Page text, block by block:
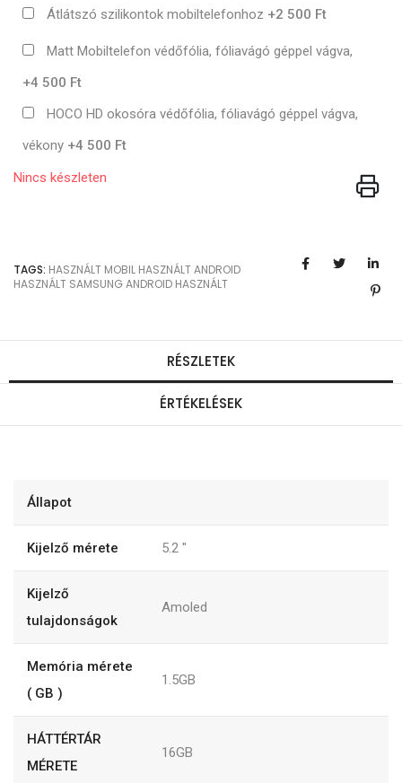
Átlátszó szilikontok mobiltelefonhoz +2 500 Ft
Matt Mobiltelefon védőfólia, fóliavágó géppel vágva,
+4 500 Ft
HOCO HD okosóra védőfólia, fóliavágó géppel vágva,
vékony +4 500 Ft
Nincs készleten
TAGS: HASZNÁLT MOBIL HASZNÁLT ANDROID
HASZNÁLT SAMSUNGANDROID HASZNÁLT
RÉSZLETEK
ÉRTÉKELÉSEK
Állapot
Kijelző mérete 5.2 "
Kijelző
tulajdonságok
Amoled
Memória mérete
( GB )
1.5GB
HÁTTÉRTÁR
MÉRETE
16GB